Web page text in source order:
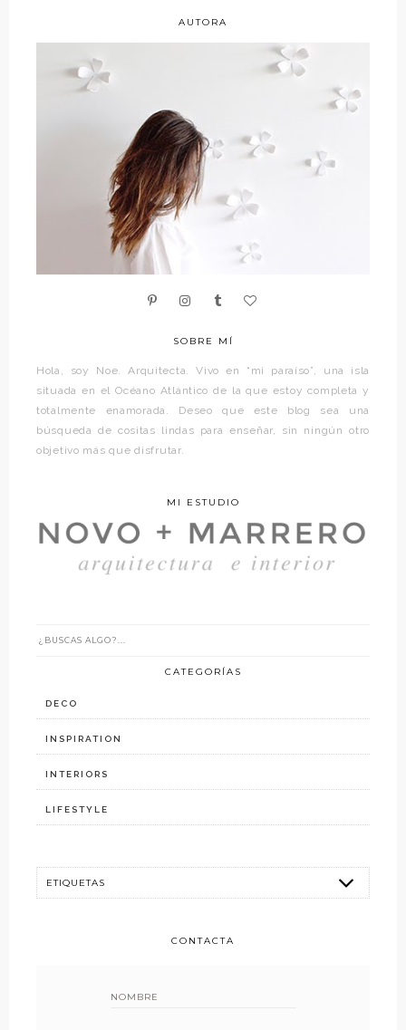
AUTORA
SOBRE MÍ
Hola, soy Noe. Arquitecta. Vivo en “mi paraíso”, una isla
situada en el Océano Atlántico de la que estoy completa y
totalmente enamorada. Deseo que este blog sea una
búsqueda de cositas lindas para enseñar, sin ningún otro
objetivo más que disfrutar.
MI ESTUDIO
CATEGORÍAS
DECO
INSPIRATION
INTERIORS
LIFESTYLE
CONTACTA